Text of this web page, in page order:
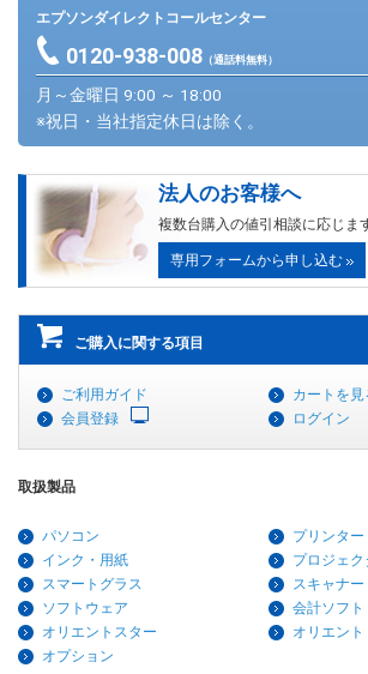
エプソンダイレクトコールセンター
0120-938-008（通話料無料）
月～金曜日 9:00 ～ 18:00
※祝日・当社指定休日は除く。
法人のお客様へ
複数台購入の値引相談に応じま
専用フォームから申し込む
ご購入に関する項目
ご利用ガイド
カートを見
会員登録
ログイン
取扱製品
パソコン
プリンター
インク・用紙
プロジェク
スマートグラス
スキャナー
ソフトウェア
会計ソフト
オリエントスター
オリエント
オプション